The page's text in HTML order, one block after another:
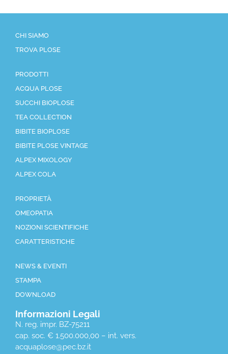
CHI SIAMO
TROVA PLOSE
PRODOTTI
ACQUA PLOSE
SUCCHI BIOPLOSE
TEA COLLECTION
BIBITE BIOPLOSE
BIBITE PLOSE VINTAGE
ALPEX MIXOLOGY
ALPEX COLA
PROPRIETÀ
OMEOPATIA
NOZIONI SCIENTIFICHE
CARATTERISTICHE
NEWS & EVENTI
STAMPA
DOWNLOAD
Informazioni Legali
N. reg. impr. BZ-75211
cap. soc. € 1.500.000,00 – int. vers.
acquaplose@pec.bz.it